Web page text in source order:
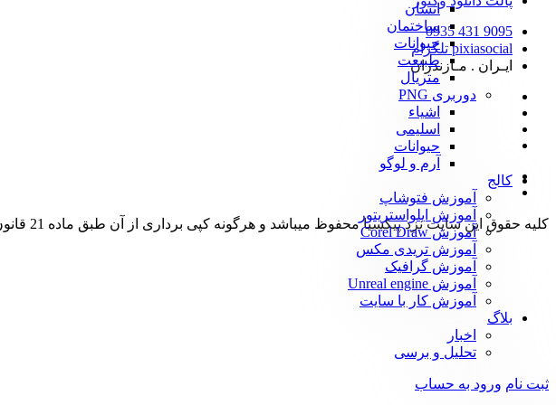
انسان
ساختمان
حیوانات
طبیعت
متریال
دوربری PNG
اشیاء
اسلیمی
حیوانات
آرم و لوگو
کالج
آموزش فتوشاپ
آموزش ایلواستریتور
آموزش Corel Draw
آموزش تریدی مکس
آموزش گرافیک
آموزش Unreal engine
آموزش کار با سایت
بلاگ
اخبار
تحلیل و برسی
ثبت نام ورود به حساب
9095 431 0935
pixiasocial تلگرام
ایـران . مـازندران
کلیه حقوق این سایت نزد پیکسیا محفوظ میباشد و هرگونه کپی برداری از آن طبق ماده 21 قانون جرایم رایانه ای پیگرد قانونی خواهد داشت.